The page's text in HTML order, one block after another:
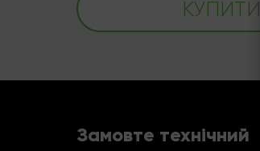
КУПИТИ
Замовте технічний